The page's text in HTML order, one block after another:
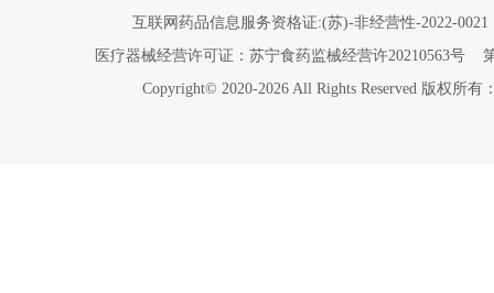
互联网药品信息服务资格证:(苏)-非经营性-2022-0021
医疗器械经营许可证：苏宁食药监械经营许20210563号
Copyright© 2020-2026 All Rights Reserved 版权所